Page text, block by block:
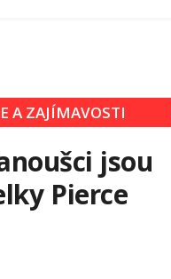
A ZAJÍMAVOSTI
jsou
Pierce